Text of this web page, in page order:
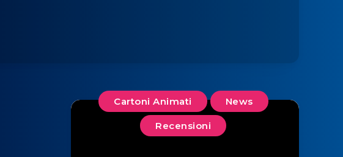
Cartoni Animati News
Recensioni